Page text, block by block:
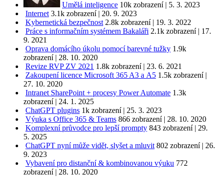
Umělá inteligence 10k zobrazení| 5. 3. 2023
Internet 3.1k zobrazení| 20. 9. 2023
Kybernetická bezpečnost 2.8k zobrazení| 19. 3. 2022
Práce s informačním systémem Bakaláři 2.1k zobrazení| 17.
9. 2021
Oprava domácího úkolu pomocí barevné tužky 1.9k
zobrazení| 28. 10. 2020
Revize RVP ZV 2021 1.8k zobrazení| 23. 6. 2021
Zakoupení licence Microsoft 365 A3 a A5 1.5k zobrazení|
27. 10. 2020
Intranet SharePoint + procesy Power Automate 1.3k
zobrazení| 24. 1. 2025
ChatGPT plugins 1k zobrazení| 25. 3. 2023
Výuka s Office 365 & Teams 866 zobrazení| 28. 10. 2020
Komplexní průvodce pro lepší prompty 843 zobrazení| 29.
5. 2025
ChatGPT nyní může vidět, slyšet a mluvit 802 zobrazení| 26.
9. 2023
Vybavení pro distanční & kombinovanou výuku 772
zobrazení| 28. 10. 2020